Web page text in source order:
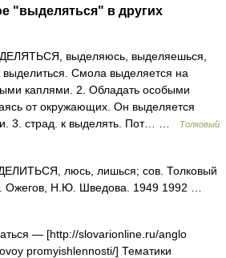
"выделяться" в других
выделяюсь, выделяешься,
выделиться. Смола выделяется на
каплями. 2. Обладать особыми
от окружающих. Он выделяется
3. страд. к выделять. Пот… …
Толковый
люсь, лишься; сов. Толковый
Ожегов, Н.Ю. Шведова. 1949 1992 …
— [http://slovarionline.ru/anglo
promyishlennosti/] Тематики